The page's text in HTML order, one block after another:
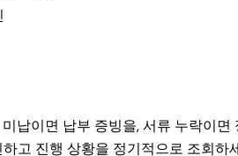
납이면 납부 증빙을, 서류 누락이면
고 진행 상황을 정기적으로 조회하